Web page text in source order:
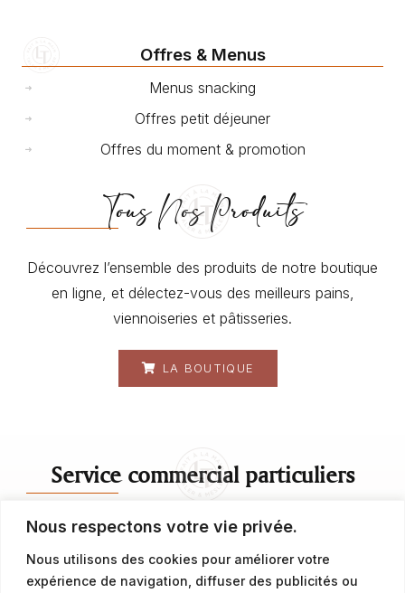
Nous respectons votre vie privée.
Nous utilisons des cookies pour améliorer votre
expérience de navigation, diffuser des publicités ou
Offres & Menus
Menus snacking
Offres petit déjeuner
Offres du moment & promotion
Tous Nos Produits
Découvrez l’ensemble des produits de notre boutique
en ligne, et délectez-vous des meilleurs pains,
viennoiseries et pâtisseries.
LA BOUTIQUE
Service commercial particuliers
contact@latalemelerie.com
04 76 43 20 09